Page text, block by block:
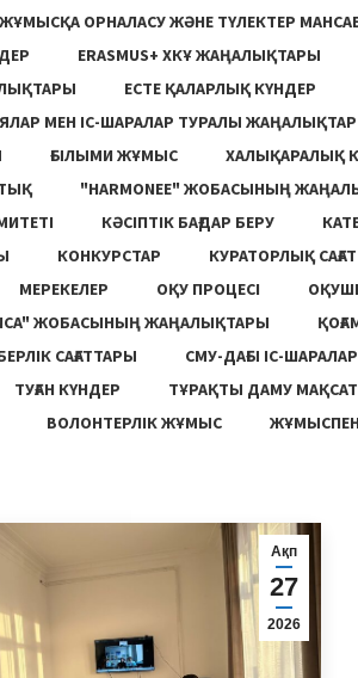
ЖҰМЫСҚА ОРНАЛАСУ ЖƏНЕ ТҮЛЕКТЕР
ERASMUS+ ХКҰ ЖАҢАЛЫҚТАРЫ
ЕСТЕ ҚАЛАРЛЫҚ КҮНДЕР
МЕН ІС-ШАРАЛАР ТУРАЛЫ ЖАҢАЛЫҚТАР
ҒЫЛЫМИ ЖҰМЫС
ХАЛЫҚАРАЛЫҚ
"HARMONEE" ЖОБАСЫНЫҢ
КӘСІПТІК БАҒДАР БЕРУ
КОНКУРСТАР
КУРАТОРЛЫҚ
МЕРЕКЕЛЕР ОҚУ ПРОЦЕСІ
ЖОБАСЫНЫҢ ЖАҢАЛЫҚТАРЫ
САҒАТТАРЫ
СМУ-ДАҒЫ ІС-ШАРАЛАР
ТУҒАН КҮНДЕР
ТҰРАҚТЫ ДАМУ
ВОЛОНТЕРЛІК ЖҰМЫС
Ақп
27
2026